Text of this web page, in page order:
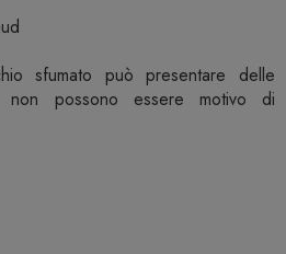
sfumato può presentare delle
non possono essere motivo di